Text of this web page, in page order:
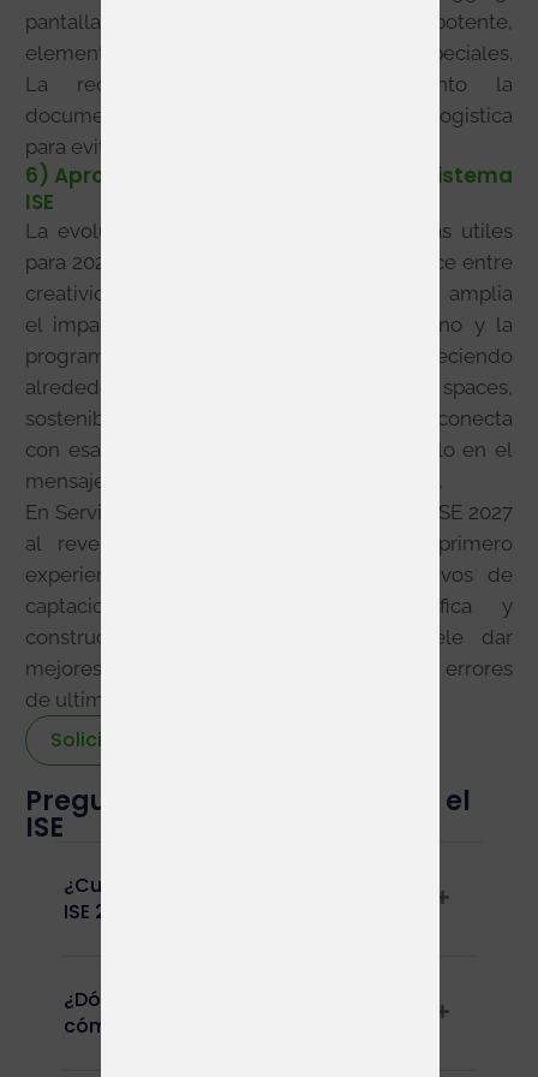
pantallas de gran formato, audio potente,
elementos suspendidos o integraciones especiales.
La recomendacion es trabajar pronto la
documentacion tecnica, los accesos y la logistica
para evitar redisenos de ultima hora.
6) Aprovechar las novedades del ecosistema
ISE
La evolucion reciente del evento da pistas utiles
para 2027: Spark abrio una nueva via de cruce entre
creatividad y tecnologia, la ISE Foundation amplia
el impacto del evento durante todo el ano y la
programacion de contenido sigue creciendo
alrededor de AI, ciberseguridad, smart spaces,
sostenibilidad y negocio. Si tu propuesta conecta
con esas conversaciones, conviene reflejarlo en el
mensaje del stand y en la agenda comercial.
En Serviscomplet recomendamos abordar ISE 2027
al reves de como se hace a veces: primero
experiencia del visitante, demo y objetivos de
captacion; despues arquitectura, grafica y
construccion del stand. Ese orden suele dar
mejores resultados comerciales y reduce errores
de ultima hora.
Solicitar stand
Preguntas y respuestas sobre el
ISE
¿Cuáles son las fechas oficiales de
ISE 2027?
¿Dónde se celebra exactamente y
cómo se llega?